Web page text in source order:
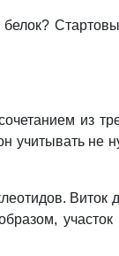
из
учитывать не